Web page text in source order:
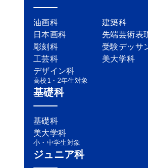
油画科
日本画科
彫刻科
工芸科
デザイン科
建築科
先端芸術表
受験デッサ
美大学科
高校1・2年生対象
基礎科
基礎科
美大学科
小・中学生対象
ジュニア科